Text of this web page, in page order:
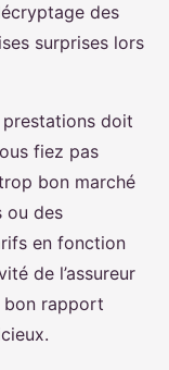
des
surprises lors
prestations doit
fiez pas
bon marché
ou des
en fonction
de l’assureur
bon rapport